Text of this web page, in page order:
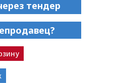
тендер